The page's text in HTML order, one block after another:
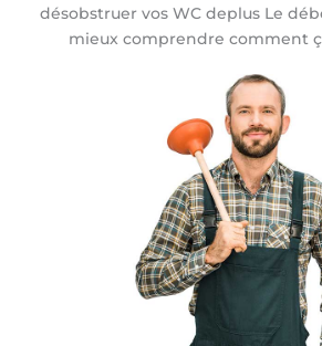
désobstruer vos WC deplus Le
mieux comprendre comment